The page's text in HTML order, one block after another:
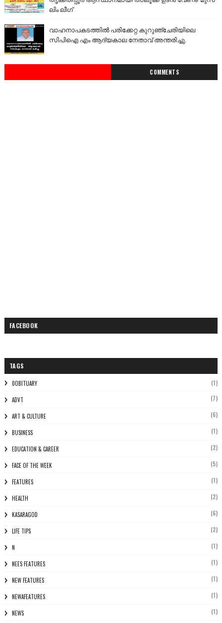
ലിം ലീഗ്
വാഹനാപകടത്തിൽ പരിക്കേറ്റ കുറുഞ്ചേരിയിലെ
സിപിഐ എം ആദ്യകാല നേതാവ് അന്തരിച്ചു.
COMMENTS
FACEBOOK
TAGS
0OBITUARY (1)
ADVT (7)
ART & CULTURE (6)
BUSINESS (1)
EDUCATION & CAREER (2)
FACE OF THE WEEK (5)
FEATURES (1)
HEALTH (2)
KASARAGOD (6)
LIFE TIPS (2)
N (1)
NEES FEATURES (1)
NEW FEATURES (1)
NEWAFEATURES (1)
NEWS (1)